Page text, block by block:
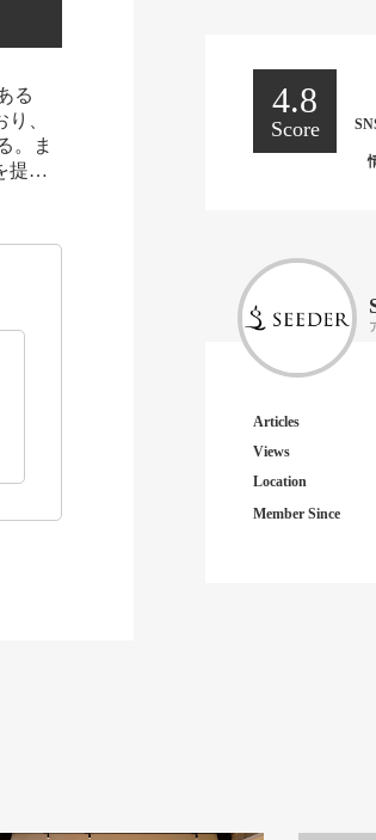
る
、
。ま
提…
4.8
Score
Articles
Views
Location
Member Since